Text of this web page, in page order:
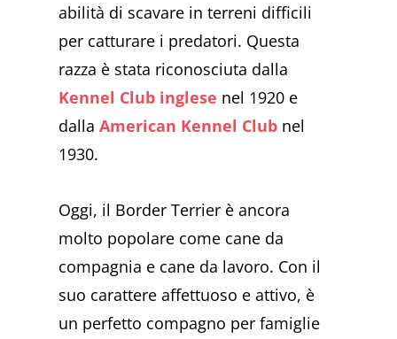
abilità di scavare in terreni difficili
per catturare i predatori. Questa
razza è stata riconosciuta dalla
Kennel Club inglese nel 1920 e
dallaAmerican Kennel Club nel
1930.
Oggi, il Border Terrier è ancora
molto popolare come cane da
compagnia e cane da lavoro. Con il
suo carattere affettuoso e attivo, è
un perfetto compagno per famiglie